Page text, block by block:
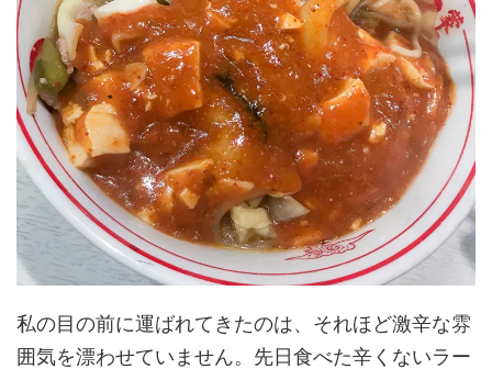
私の目の前に運ばれてきたのは、それほど激辛な雰
囲気を漂わせていません。先日食べた辛くないラー